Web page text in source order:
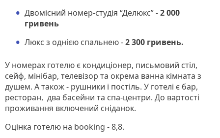
Двомісний номер-студія “Делюкс” -2 000
гривень
Люкс з однією спальнею -2 300 гривень.
У номерах готелю є кондиціонер, письмовий стіл,
сейф, мінібар, телевізор та окрема ванна кімната з
душем. А також - рушники і постіль. У готелі є бар,
ресторан, два басейни та спа-центри. До вартості
проживання включений сніданок.
Оцінка готелю на booking - 8,8.